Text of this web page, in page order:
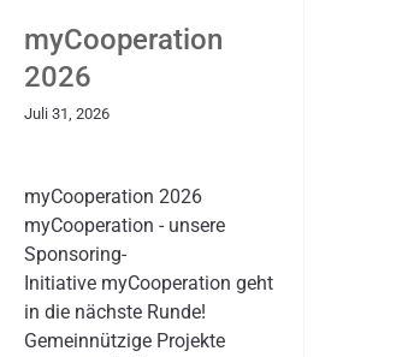
myCooperation
2026
Juli 31, 2026
myCooperation 2026
myCooperation - unsere
Sponsoring-
Initiative myCooperation geht
in die nächste Runde!
Gemeinnützige Projekte